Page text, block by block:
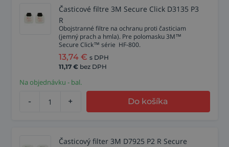
Časticové filtre 3M Secure Click D3135 P3
R
Obojstranné filtre na ochranu proti časticiam
(jemný prach a hmla). Pre polomasku 3M™
Secure Click™ série HF‑800.
13,74 € s DPH
11,17 € bez DPH
Na objednávku - bal.
- + Do košíka
Časticový filter 3M D7925 P2 R Secure